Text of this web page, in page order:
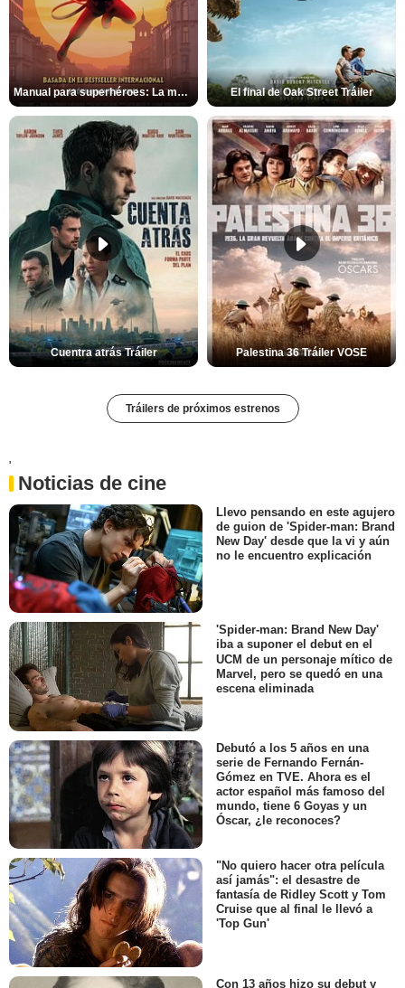
Manual para superhéroes: La máscara roja Tráiler El final de Oak Street Tráiler
Cuentra atrás Tráiler Palestina 36 Tráiler VOSE
Tráilers de próximos estrenos
'
Noticias de cine
Llevo pensando en este agujero
de guion de 'Spider-man: Brand
New Day' desde que la vi y aún
no le encuentro explicación
'Spider-man: Brand New Day'
iba a suponer el debut en el
UCM de un personaje mítico de
Marvel, pero se quedó en una
escena eliminada
Debutó a los 5 años en una
serie de Fernando Fernán-
Gómez en TVE. Ahora es el
actor español más famoso del
mundo, tiene 6 Goyas y un
Óscar, ¿le reconoces?
"No quiero hacer otra película
así jamás": el desastre de
fantasía de Ridley Scott y Tom
Cruise que al final le llevó a
'Top Gun'
Con 13 años hizo su debut y